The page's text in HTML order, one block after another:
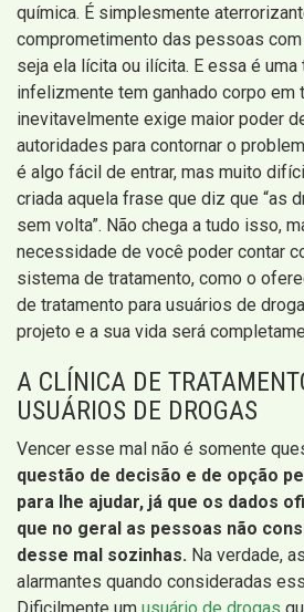
química. É simplesmente
comprometimento das pessoas
seja ela lícita ou ilícita. E essa é uma
infelizmente tem ganhado corpo em
inevitavelmente exige maior poder
autoridades para contornar o
é algo fácil de entrar, mas muito
criada aquela frase que diz que “as
sem volta”. Não chega a tudo isso,
necessidade de você poder contar
sistema de tratamento, como o
de tratamento para usuários de
projeto e a sua vida será
A CLÍNICA DE
USUÁRIOS DE DROGAS
Vencer esse mal não é somente
questão de decisão e de opção
para lhe ajudar, já que os dados
que no geral as pessoas não
desse mal sozinhas. Na verdade,
alarmantes quando consideradas